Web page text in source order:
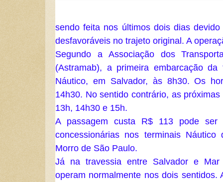
sendo feita nos últimos dois dias
desfavoráveis no trajeto original. A
Segundo a Associação dos
(Astramab), a primeira embarcação
Náutico, em Salvador, às 8h30. Os
14h30. No sentido contrário, as
13h, 14h30 e 15h.
A passagem custa R$ 113 pode ser
concessionárias nos terminais
Morro de São Paulo.
Já na travessia entre Salvador e Mar
operam normalmente nos dois sentidos.